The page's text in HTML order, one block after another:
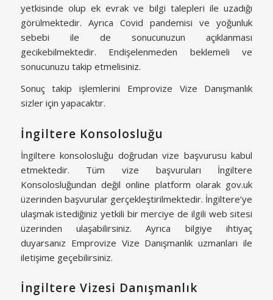
yetkisinde olup ek evrak ve bilgi talepleri ile uzadığı
görülmektedir. Ayrıca Covid pandemisi ve yoğunluk
sebebi ile de sonucunuzun açıklanması
gecikebilmektedir. Endişelenmeden beklemeli ve
sonucunuzu takip etmelisiniz.
Sonuç takip işlemlerini Emprovize Vize Danışmanlık
sizler için yapacaktır.
İngiltere Konsolosluğu
İngiltere konsolosluğu doğrudan vize başvurusu kabul
etmektedir. Tüm vize başvuruları İngiltere
Konsolosluğundan değil online platform olarak gov.uk
üzerinden başvurular gerçekleştirilmektedir. İngiltere’ye
ulaşmak istediğiniz yetkili bir merciye de ilgili web sitesi
üzerinden ulaşabilirsiniz. Ayrıca bilgiye ihtiyaç
duyarsanız Emprovize Vize Danışmanlık uzmanları ile
iletişime geçebilirsiniz.
İngiltere Vizesi Danışmanlık